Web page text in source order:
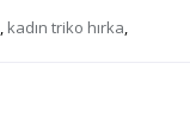
, kadın triko hırka,